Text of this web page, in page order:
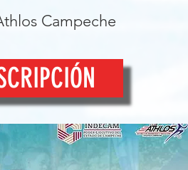
Campeche